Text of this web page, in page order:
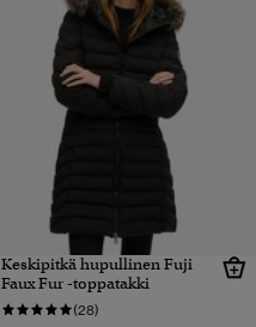
Keskipitkä hupullinen Fuji
Faux Fur -toppatakki
(28)